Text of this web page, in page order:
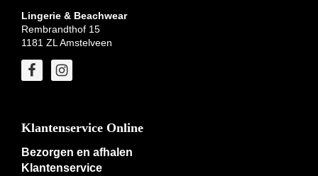
Lingerie & Beachwear
Rembrandthof 15
1181 ZL Amstelveen
Klantenservice Online
Bezorgen en afhalen
Klantenservice